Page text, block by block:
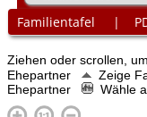
Familientafel |
Ziehen oder scrollen,
Ehepartner
Zeige
Ehepartner
Wähle